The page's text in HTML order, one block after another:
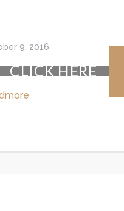
9, 2016
CLICK HERE